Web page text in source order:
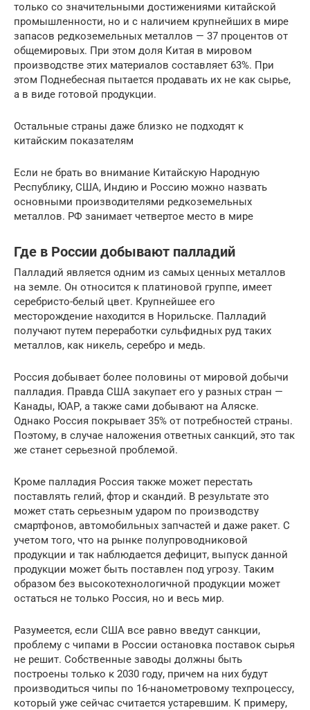
только со значительными достижениями китайской
промышленности, но и с наличием крупнейших в мире
запасов редкоземельных металлов — 37 процентов от
общемировых. При этом доля Китая в мировом
производстве этих материалов составляет 63%. При
этом Поднебесная пытается продавать их не как сырье,
а в виде готовой продукции.
Остальные страны даже близко не подходят к
китайским показателям
Если не брать во внимание Китайскую Народную
Республику, США, Индию и Россию можно назвать
основными производителями редкоземельных
металлов. РФ занимает четвертое место в мире
Где в России добывают палладий
Палладий является одним из самых ценных металлов
на земле. Он относится к платиновой группе, имеет
серебристо-белый цвет. Крупнейшее его
месторождение находится в Норильске. Палладий
получают путем переработки сульфидных руд таких
металлов, как никель, серебро и медь.
Россия добывает более половины от мировой добычи
палладия. Правда США закупает его у разных стран —
Канады, ЮАР, а также сами добывают на Аляске.
Однако Россия покрывает 35% от потребностей страны.
Поэтому, в случае наложения ответных санкций, это так
же станет серьезной проблемой.
Кроме палладия Россия также может перестать
поставлять гелий, фтор и скандий. В результате это
может стать серьезным ударом по производству
смартфонов, автомобильных запчастей и даже ракет. С
учетом того, что на рынке полупроводниковой
продукции и так наблюдается дефицит, выпуск данной
продукции может быть поставлен под угрозу. Таким
образом без высокотехнологичной продукции может
остаться не только Россия, но и весь мир.
Разумеется, если США все равно введут санкции,
проблему с чипами в России остановка поставок сырья
не решит. Собственные заводы должны быть
построены только к 2030 году, причем на них будут
производиться чипы по 16-нанометровому техпроцессу,
который уже сейчас считается устаревшим. К примеру,